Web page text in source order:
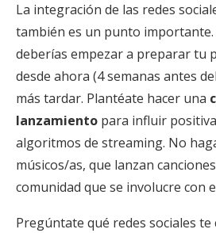
La integración de las redes
también es un punto
deberías empezar a preparar tu
desde ahora (4 semanas antes
más tardar. Plantéate hacer una
lanzamiento para influir
algoritmos de streaming. No
músicos/as, que lanzan
comunidad que se involucre con
Pregúntate qué redes sociales